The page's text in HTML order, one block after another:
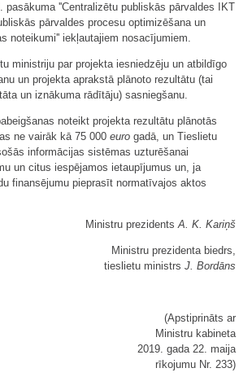
pasākuma ''Centralizētu publiskās pārvaldes IKT
pārvaldes procesu optimizēšana un
noteikumi'' iekļautajiem nosacījumiem.
ministriju par projekta iesniedzēju un atbildīgo
un projekta aprakstā plānoto rezultātu (tai
un iznākuma rādītāju) sasniegšanu.
noteikt projekta rezultātu plānotās
ne vairāk kā 75 000 euro gadā, un Tieslietu
informācijas sistēmas uzturēšanai
un citus iespējamos ietaupījumus un, ja
finansējumu pieprasīt normatīvajos aktos
Ministru prezidentsA. K. Kariņš
Ministru prezidenta biedrs,
tieslietu ministrs J. Bordāns
(Apstiprināts ar
Ministru kabineta
2019. gada 22. maija
rīkojumu Nr. 233)